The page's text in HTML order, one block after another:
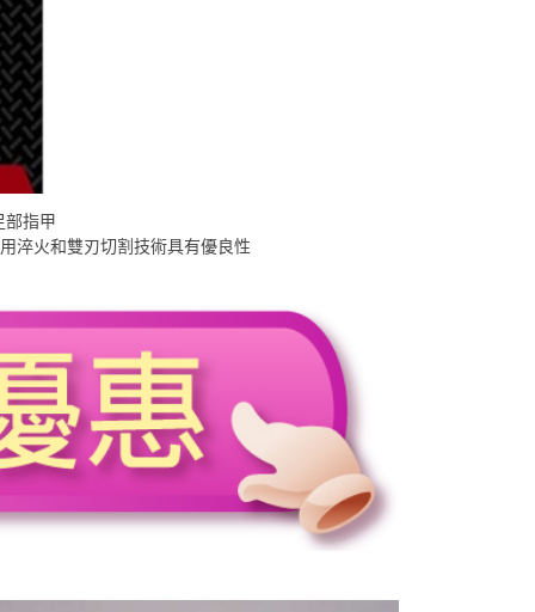
部指甲
淬火和雙刃切割技術具有優良性